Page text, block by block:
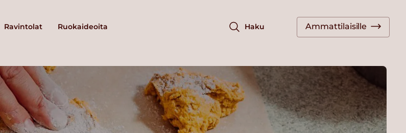
Ravintolat Ruokaideoita Haku Ammattilaisille